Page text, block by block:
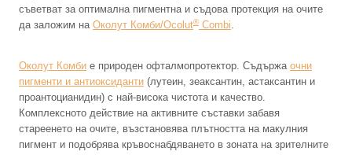
съветват за оптимална пигментна и съдова протекция на очите
да заложим на Околут Комби/Ocolut®Combi
Околут Комби е природен офталмопротектор. Съдържа очни
пигменти и антиоксиданти (лутеин, зеаксантин, астаксантин и
проантоцианидин) с най-висока чистота и качество.
Комплексното действие на активните съставки забавя
стареенето на очите, възстановява плътността на макулния
пигмент и подобрява кръвоснабдяването в зоната на зрителните